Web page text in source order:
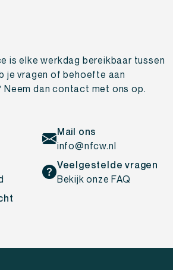
is elke werkdag bereikbaar tussen
je vragen of behoefte aan
Neem dan contact met ons op.
Mail ons
info@nfcw.nl
Veelgestelde vragen
Bekijk onze FAQ